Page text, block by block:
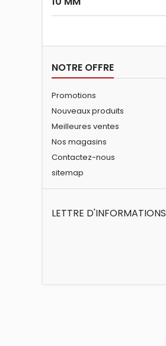
NOTRE OFFRE
Promotions
Nouveaux produits
Meilleures ventes
Nos magasins
Contactez-nous
sitemap
LETTRE D'INFORMATIONS